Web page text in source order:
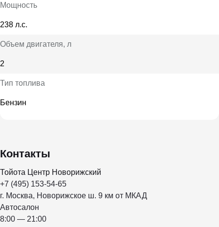
Мощность
238 л.с.
Объем двигателя, л
2
Тип топлива
Бензин
Контакты
Тойота Центр Новорижский
+7 (495) 153-54-65
г. Москва, Новорижское ш. 9 км от МКАД
Автосалон
8:00 — 21:00